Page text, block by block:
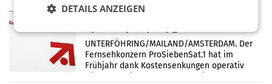
MARKETING & MEDIA
überraschend viel Gewinn
UNTERFÖHRING/MAILAND/AMSTERDAM. Der
Fernsehkonzern ProSiebenSat.1 hat im
Frühjahr dank Kostensenkungen operativ
DETAILS ANZEIGEN